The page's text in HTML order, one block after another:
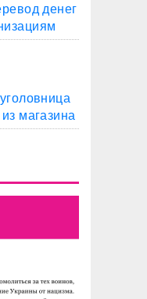
денег
магазина